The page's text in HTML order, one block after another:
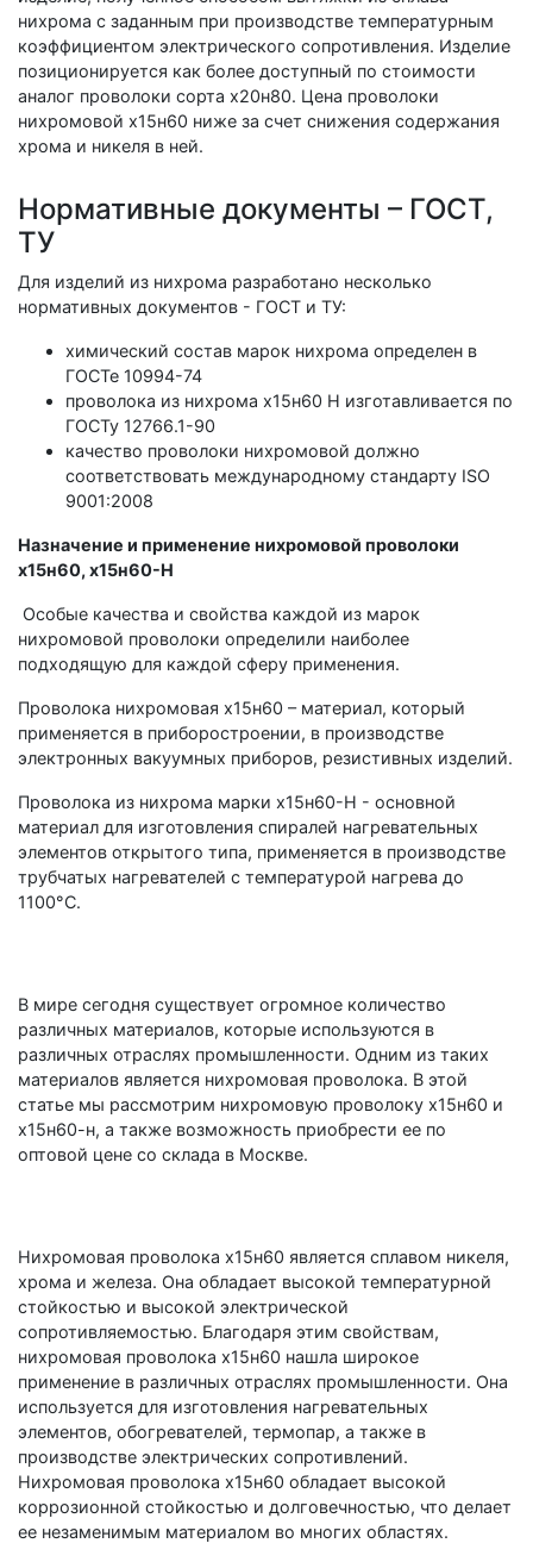
нихрома с заданным при производстве температурным
коэффициентом электрического сопротивления. Изделие
позиционируется как более доступный по стоимости
аналог проволоки сорта х20н80. Цена проволоки
нихромовой х15н60 ниже за счет снижения содержания
хрома и никеля в ней.
Нормативные документы – ГОСТ,
ТУ
Для изделий из нихрома разработано несколько
нормативных документов - ГОСТ и ТУ:
химический состав марок нихрома определен в
ГОСТе 10994-74
проволока из нихрома х15н60 Н изготавливается по
ГОСТу 12766.1-90
качество проволоки нихромовой должно
соответствовать международному стандарту ISO
9001:2008
Назначение и применение нихромовой проволоки
х15н60, х15н60-Н
Особые качества и свойства каждой из марок
нихромовой проволоки определили наиболее
подходящую для каждой сферу применения.
Проволока нихромовая х15н60 – материал, который
применяется в приборостроении, в производстве
электронных вакуумных приборов, резистивных изделий.
Проволока из нихрома марки х15н60-Н - основной
материал для изготовления спиралей нагревательных
элементов открытого типа, применяется в производстве
трубчатых нагревателей с температурой нагрева до
1100°С.
В мире сегодня существует огромное количество
различных материалов, которые используются в
различных отраслях промышленности. Одним из таких
материалов является нихромовая проволока. В этой
статье мы рассмотрим нихромовую проволоку х15н60 и
х15н60-н, а также возможность приобрести ее по
оптовой цене со склада в Москве.
Нихромовая проволока х15н60 является сплавом никеля,
хрома и железа. Она обладает высокой температурной
стойкостью и высокой электрической
сопротивляемостью. Благодаря этим свойствам,
нихромовая проволока х15н60 нашла широкое
применение в различных отраслях промышленности. Она
используется для изготовления нагревательных
элементов, обогревателей, термопар, а также в
производстве электрических сопротивлений.
Нихромовая проволока х15н60 обладает высокой
коррозионной стойкостью и долговечностью, что делает
ее незаменимым материалом во многих областях.